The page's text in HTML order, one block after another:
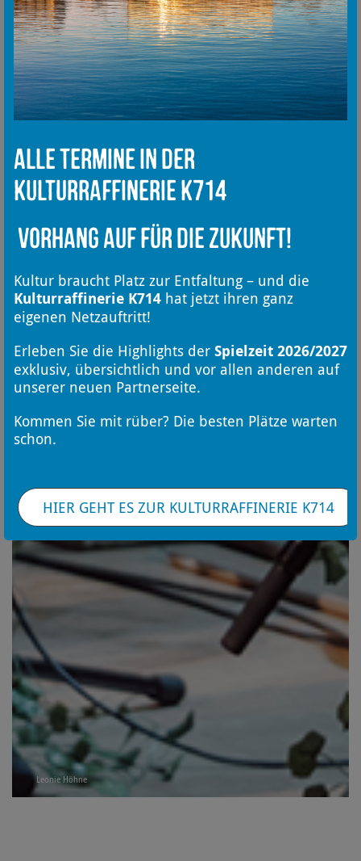
Leonie Höhne
Alle Termine in der
Kulturraffinerie K714
Vorhang auf für die Zukunft!
Kultur braucht Platz zur Entfaltung – und die
Kulturraffinerie K714 hat jetzt ihren ganz
eigenen Netzauftritt!
Erleben Sie die Highlights der Spielzeit 2026/2027
exklusiv, übersichtlich und vor allen anderen auf
unserer neuen Partnerseite.
Kommen Sie mit rüber? Die besten Plätze warten
schon.
HIER GEHT ES ZUR KULTURRAFFINERIE K714